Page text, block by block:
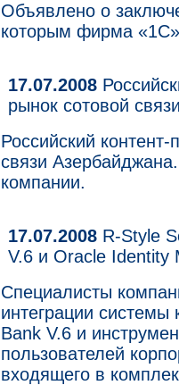
Объявлено о
которым фирма
17.07.2008
рынок сотовой
Российский
связи
компании.
17.07.2008 R-Style
V.6 и Oracle Identity
Специалисты
интеграции системы
Bank V.6 и
пользователей
входящего в